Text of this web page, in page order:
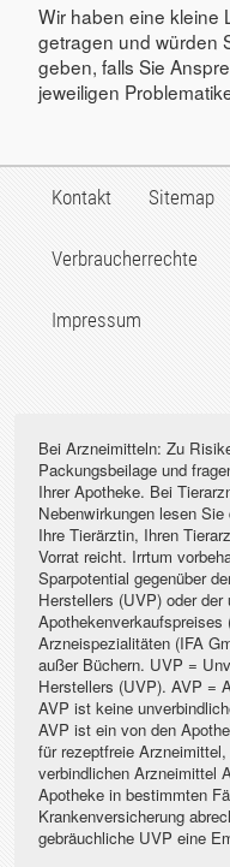
Wir haben eine kleine
getragen und würden
geben, falls Sie
jeweiligen
Kontakt Sitemap
Verbraucherrechte
Impressum
Bei Arzneimitteln: Zu
Packungsbeilage und
Ihrer Apotheke. Bei
Nebenwirkungen lesen
Ihre Tierärztin, Ihren
Vorrat reicht. Irrtum
Sparpotential gegenüber
Herstellers (UVP) oder
Arzneispezialitäten (IFA
außer Büchern. UVP =
Herstellers (UVP). AVP =
AVP ist keine
AVP ist ein von den
für rezeptfreie
verbindlichen Arzneimittel
Apotheke in bestimmten
Krankenversicherung
gebräuchliche UVP eine